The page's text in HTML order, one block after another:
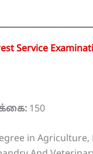
Service
150
in